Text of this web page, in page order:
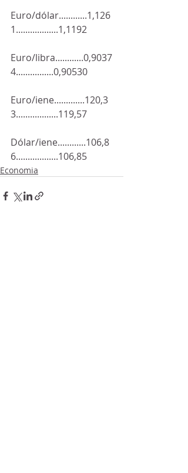
Euro/dólar............1,126
1..................1,1192
Euro/libra............0,9037
4................0,90530
Euro/iene.............120,3
3..................119,57
Dólar/iene............106,8
6..................106,85
Economia